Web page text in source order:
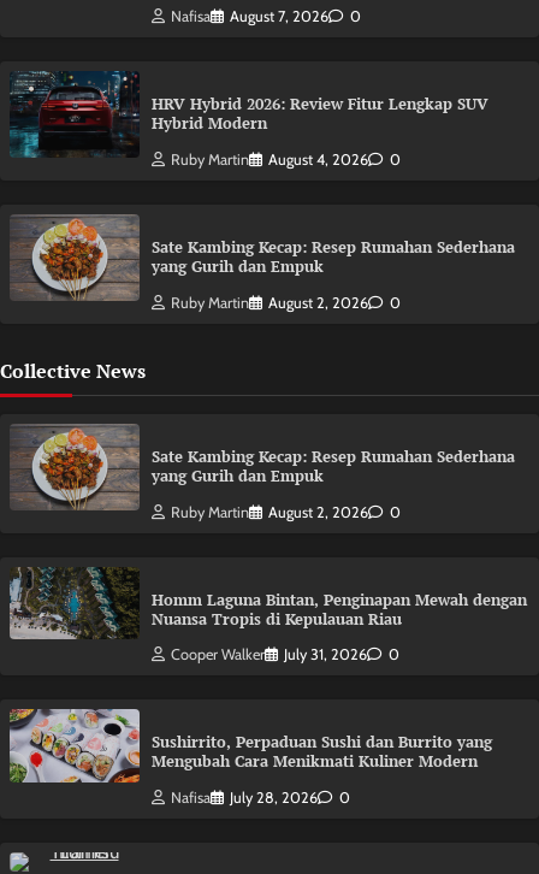
Nafisa August 7, 2026 0
HRV Hybrid 2026: Review Fitur Lengkap SUV
Hybrid Modern
Ruby Martin August 4, 2026 0
Sate Kambing Kecap: Resep Rumahan Sederhana
yang Gurih dan Empuk
Ruby Martin August 2, 2026 0
Collective News
Sate Kambing Kecap: Resep Rumahan Sederhana
yang Gurih dan Empuk
Ruby Martin August 2, 2026 0
Homm Laguna Bintan, Penginapan Mewah dengan
Nuansa Tropis di Kepulauan Riau
Cooper Walker July 31, 2026 0
Sushirrito, Perpaduan Sushi dan Burrito yang
Mengubah Cara Menikmati Kuliner Modern
Nafisa July 28, 2026 0